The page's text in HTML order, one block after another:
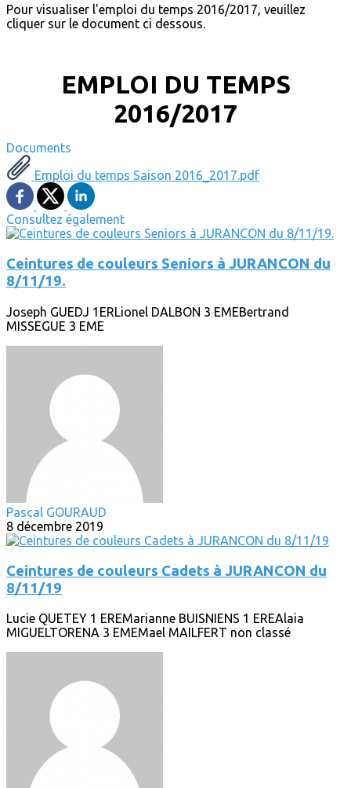
Pour visualiser l'emploi du temps 2016/2017, veuillez
cliquer sur le document ci dessous.
EMPLOI DU TEMPS
2016/2017
Documents
Emploi du temps Saison 2016_2017.pdf
Consultez également
Ceintures de couleurs Seniors à JURANCON du
8/11/19.
Joseph GUEDJ 1ERLionel DALBON 3 EMEBertrand
MISSEGUE 3 EME
Pascal GOURAUD
8 décembre 2019
Ceintures de couleurs Cadets à JURANCON du
8/11/19
Lucie QUETEY 1 EREMarianne BUISNIENS 1 EREAlaia
MIGUELTORENA 3 EMEMael MAILFERT non classé